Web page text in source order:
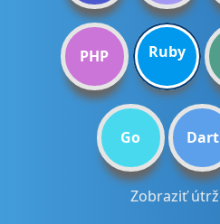
PHP Ruby
Go Dart
Zobraziť